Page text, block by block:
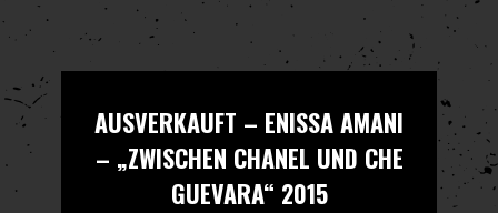
AUSVERKAUFT – ENISSA AMANI
– „ZWISCHEN CHANEL UND CHE
GUEVARA“ 2015